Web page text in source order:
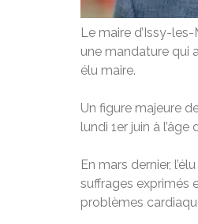
Le maire d’Issy-
une mandature qui
élu maire.
Un figure majeure
lundi 1er juin à
En mars dernier,
suffrages exprimés
problèmes